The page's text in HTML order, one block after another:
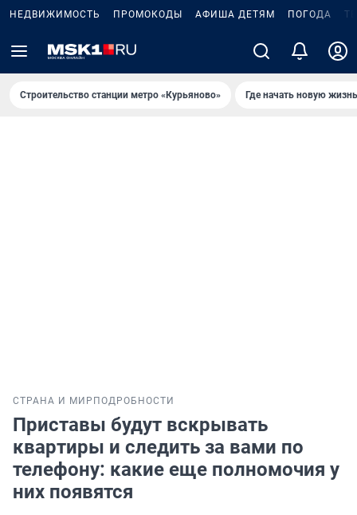
НЕДВИЖИМОСТЬ ПРОМОКОДЫ АФИША ДЕТЯМ ПОГОДА
Строительство станции метро «Курьяново» Где начать новую
СТРАНА И МИР ПОДРОБНОСТИ
Приставы будут вскрывать
квартиры и следить за вами по
телефону: какие еще полномочия у
них появятся